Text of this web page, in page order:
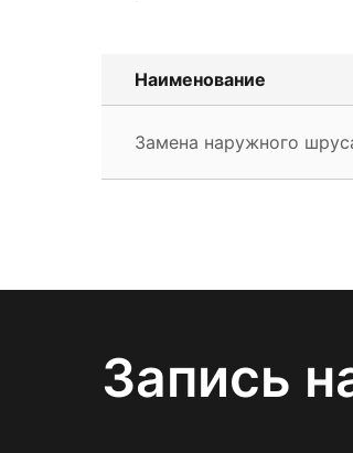
Наименование
Замена наружного
Запись